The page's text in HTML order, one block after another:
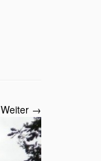
Weiter →